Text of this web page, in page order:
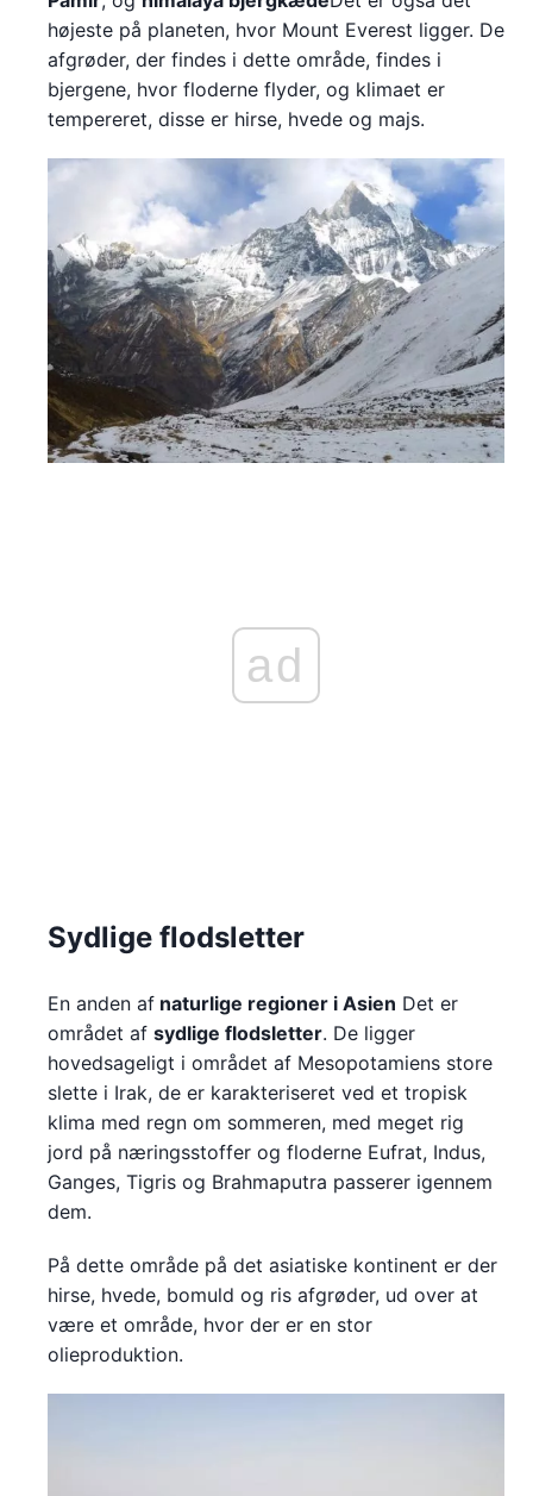
højeste på planeten, hvor Mount Everest ligger. De
afgrøder, der findes i dette område, findes i
bjergene, hvor floderne flyder, og klimaet er
tempereret, disse er hirse, hvede og majs.
ad
Sydlige flodsletter
En anden af naturlige regioner i Asien Det er
området af sydlige flodsletter. De ligger
hovedsageligt i området af Mesopotamiens store
slette i Irak, de er karakteriseret ved et tropisk
klima med regn om sommeren, med meget rig
jord på næringsstoffer og floderne Eufrat, Indus,
Ganges, Tigris og Brahmaputra passerer igennem
dem.
På dette område på det asiatiske kontinent er der
hirse, hvede, bomuld og ris afgrøder, ud over at
være et område, hvor der er en stor
olieproduktion.